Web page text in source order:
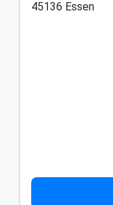
45136 Essen